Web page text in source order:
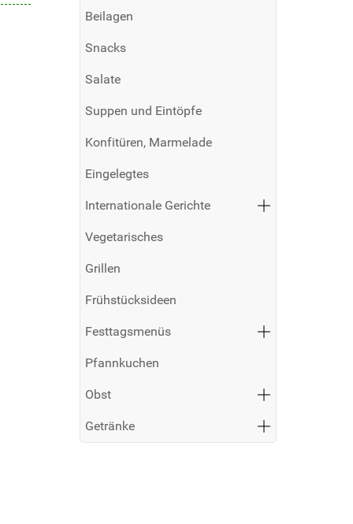
Beilagen
Snacks
Salate
Suppen und Eintöpfe
Konfitüren, Marmelade
Eingelegtes
Internationale Gerichte
Vegetarisches
Grillen
Frühstücksideen
Festtagsmenüs
Pfannkuchen
Obst
Getränke